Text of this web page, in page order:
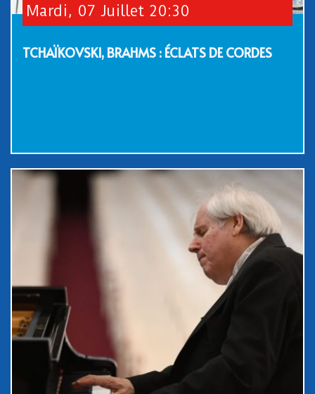
Mardi, 07 Juillet 20:30
TCHAÏKOVSKI, BRAHMS : ÉCLATS DE CORDES